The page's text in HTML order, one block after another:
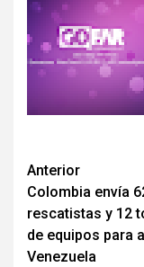
Post
Anterior
Colombia envía
rescatistas y 12
de equipos para
Venezuela